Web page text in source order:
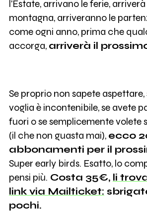
l'Estate, arrivano le ferie,
montagna, arriveranno le
come ogni anno, prima che
accorga, arriverà il
Se proprio non sapete aspettare,
voglia è incontenibile, se avete
fuori o se semplicemente volete
(il che non guasta mai), ecco
abbonamenti per il
Super early birds. Esatto, lo
pensi più. Costa 35€, li
link via Mailticket:
pochi.